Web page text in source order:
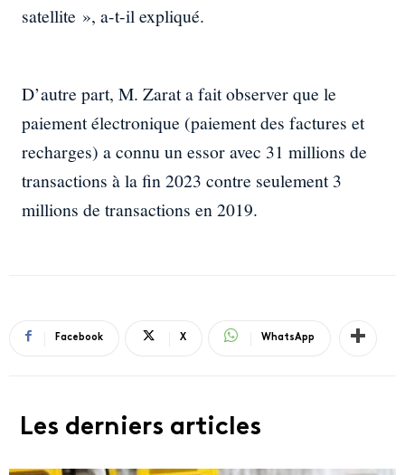
satellite », a-t-il expliqué.
D’autre part, M. Zarat a fait observer que le
paiement électronique (paiement des factures et
recharges) a connu un essor avec 31 millions de
transactions à la fin 2023 contre seulement 3
millions de transactions en 2019.
Facebook X WhatsApp
Les derniers articles